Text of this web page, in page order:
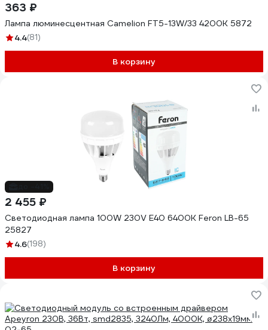
363 ₽
Лампа люминесцентная Camelion FT5-13W/33 4200K 5872
4.4(81)
В корзину
2 455 ₽
Светодиодная лампа 100W 230V E40 6400K Feron LB-65
25827
4.6(198)
В корзину